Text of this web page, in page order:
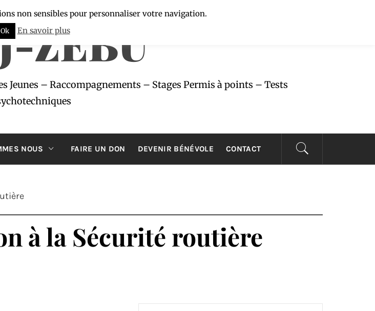
ZÉBU
Jeunes – Raccompagnements – Stages Permis à points – Tests
NOUS FAIRE UN DON DEVENIR BÉNÉVOLE CONTACT
à la Sécurité routière
non sensibles pour personnaliser votre navigation.
Ok En savoir plus